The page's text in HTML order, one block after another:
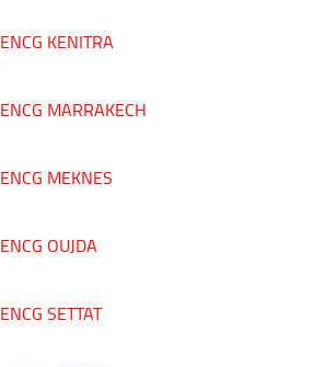
ENCG KENITRA
ENCG MARRAKECH
ENCG MEKNES
ENCG OUJDA
ENCG SETTAT